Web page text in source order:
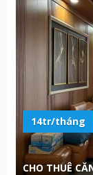
14tr/tháng
CHO THUÊ